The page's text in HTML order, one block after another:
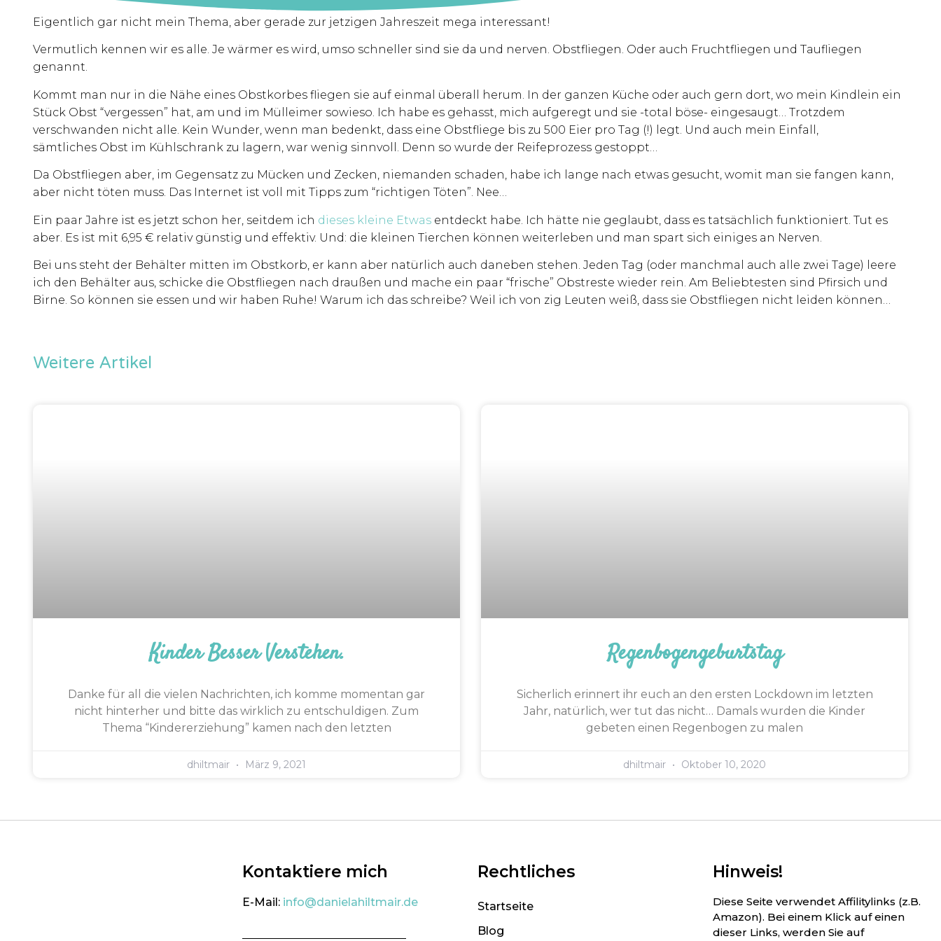
Eigentlich gar nicht mein Thema, aber gerade zur jetzigen Jahreszeit mega interessant!
Vermutlich kennen wir es alle. Je wärmer es wird, umso schneller sind sie da und nerven. Obstfliegen. Oder auch Fruchtfliegen und Taufliegen
genannt.
Kommt man nur in die Nähe eines Obstkorbes fliegen sie auf einmal überall herum. In der ganzen Küche oder auch gern dort, wo mein Kindlein ein
Stück Obst “vergessen” hat, am und im Mülleimer sowieso. Ich habe es gehasst, mich aufgeregt und sie -total böse- eingesaugt… Trotzdem
verschwanden nicht alle. Kein Wunder, wenn man bedenkt, dass eine Obstfliege bis zu 500 Eier pro Tag (!) legt. Und auch mein Einfall,
sämtliches Obst im Kühlschrank zu lagern, war wenig sinnvoll. Denn so wurde der Reifeprozess gestoppt…
Da Obstfliegen aber, im Gegensatz zu Mücken und Zecken, niemanden schaden, habe ich lange nach etwas gesucht, womit man sie fangen kann,
aber nicht töten muss. Das Internet ist voll mit Tipps zum “richtigen Töten”. Nee…
Ein paar Jahre ist es jetzt schon her, seitdem ich dieses kleine Etwas entdeckt habe. Ich hätte nie geglaubt, dass es tatsächlich funktioniert. Tut es
aber. Es ist mit 6,95 € relativ günstig und effektiv. Und: die kleinen Tierchen können weiterleben und man spart sich einiges an Nerven.
Bei uns steht der Behälter mitten im Obstkorb, er kann aber natürlich auch daneben stehen. Jeden Tag (oder manchmal auch alle zwei Tage) leere
ich den Behälter aus, schicke die Obstfliegen nach draußen und mache ein paar “frische” Obstreste wieder rein. Am Beliebtesten sind Pfirsich und
Birne. So können sie essen und wir haben Ruhe! Warum ich das schreibe? Weil ich von zig Leuten weiß, dass sie Obstfliegen nicht leiden können…
Weitere Artikel
Kinder Besser Verstehen.
Danke für all die vielen Nachrichten, ich komme momentan gar
nicht hinterher und bitte das wirklich zu entschuldigen. Zum
Thema “Kindererziehung” kamen nach den letzten
dhiltmair März 9, 2021
Regenbogengeburtstag
Sicherlich erinnert ihr euch an den ersten Lockdown im letzten
Jahr, natürlich, wer tut das nicht… Damals wurden die Kinder
gebeten einen Regenbogen zu malen
dhiltmair Oktober 10, 2020
Kontaktiere mich
E-Mail: info@danielahiltmair.de
Rechtliches
Startseite
Blog
Hinweis!
Diese Seite verwendet Affilitylinks (z.B.
Amazon). Bei einem Klick auf einen
dieser Links, werden Sie auf